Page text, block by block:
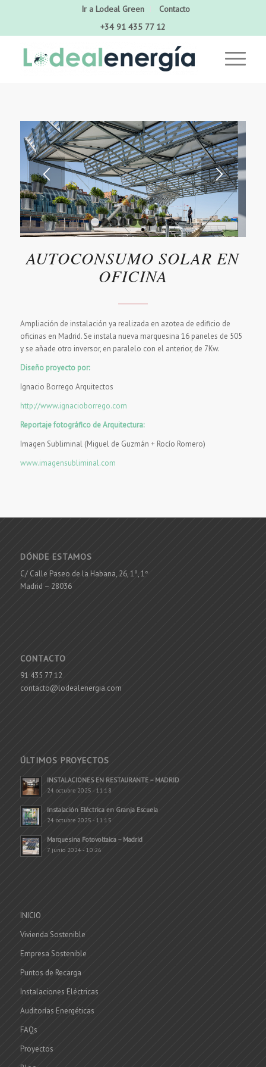
Ir a Lodeal Green
Contacto
+34 91 435 77 12
1 2 3 4 5 6 7 8 9
AUTOCONSUMO SOLAR EN
OFICINA
Ampliación de instalación ya realizada en azotea de edificio de
oficinas en Madrid. Se instala nueva marquesina 16 paneles de 505
y se añade otro inversor, en paralelo con el anterior, de 7Kw.
Diseño proyecto por:
Ignacio Borrego Arquitectos
http://www.ignacioborrego.com
Reportaje fotográfico de Arquitectura:
Imagen Subliminal (Miguel de Guzmán + Rocío Romero)
www.imagensubliminal.com
DÓNDE ESTAMOS
C/ Calle Paseo de la Habana, 26, 1º, 1ª
Madrid – 28036
CONTACTO
91 435 77 12
contacto@lodealenergia.com
ÚLTIMOS PROYECTOS
INSTALACIONES EN RESTAURANTE – MADRID
24 octubre 2025 - 11:18
Instalación Eléctrica en Granja Escuela
24 octubre 2025 - 11:15
Marquesina Fotovoltaica – Madrid
7 junio 2024 - 10:26
INICIO
Vivienda Sostenible
Empresa Sostenible
Puntos de Recarga
Instalaciones Eléctricas
Auditorías Energéticas
FAQs
Proyectos